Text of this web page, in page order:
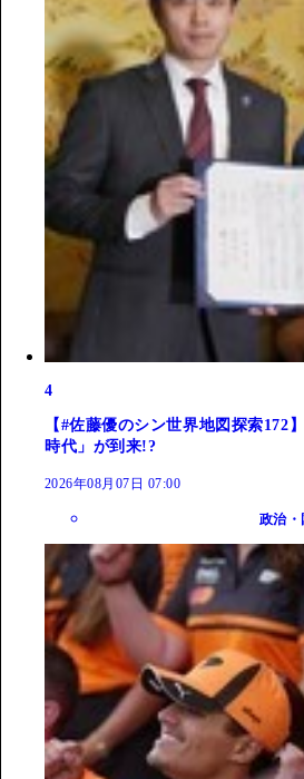
4
【#佐藤優のシン世界地図探索172
時代」が到来!?
2026年08月07日 07:00
政治・